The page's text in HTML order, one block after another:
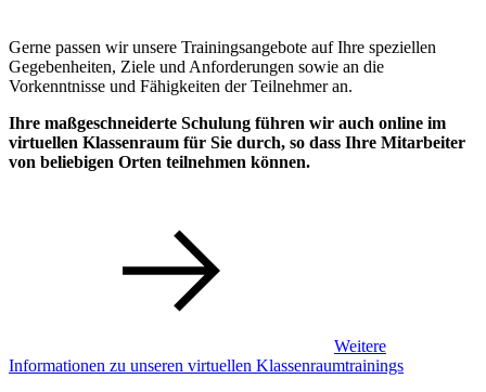
Gerne passen wir unsere Trainingsangebote auf Ihre speziellen
Gegebenheiten, Ziele und Anforderungen sowie an die
Vorkenntnisse und Fähigkeiten der Teilnehmer an.
Ihre maßgeschneiderte Schulung führen wir auch online im
virtuellen Klassenraum für Sie durch, so dass Ihre Mitarbeiter
von beliebigen Orten teilnehmen können.
Weitere
Informationen zu unseren virtuellen Klassenraumtrainings